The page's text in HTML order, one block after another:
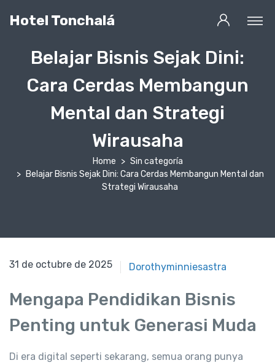
Hotel Tonchalá
Belajar Bisnis Sejak Dini:
Cara Cerdas Membangun
Mental dan Strategi
Wirausaha
Home
Sin categoría
Belajar Bisnis Sejak Dini: Cara Cerdas Membangun Mental dan
Strategi Wirausaha
31 de octubre de 2025
31 de octubre de 2025 Dorothyminniesastra
Mengapa Pendidikan Bisnis
Penting untuk Generasi Muda
Di era digital seperti sekarang, semua orang punya